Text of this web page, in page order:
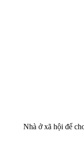
Nhà ở xã hội để